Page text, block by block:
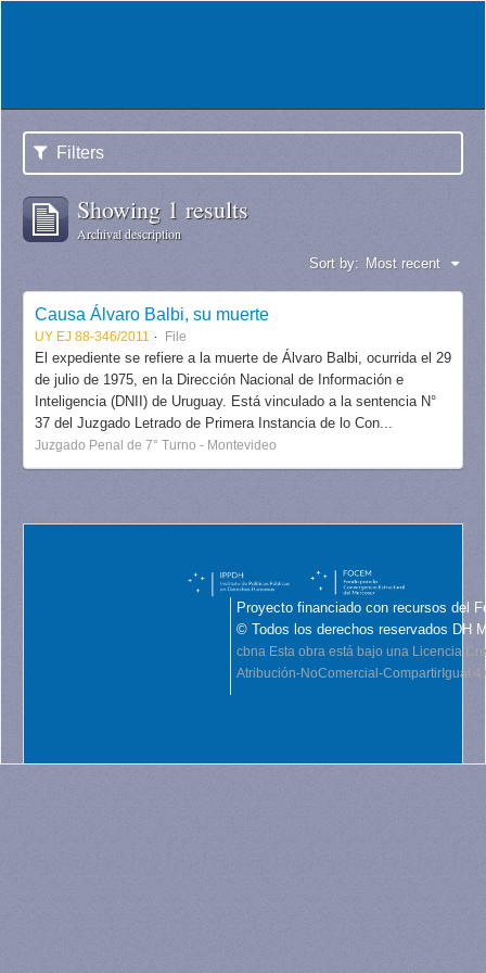
Filters
Showing 1 results
Archival description
Sort by: Most recent
Causa Álvaro Balbi, su muerte
UY EJ 88-346/2011 File
El expediente se refiere a la muerte de Álvaro Balbi, ocurrida el 29
de julio de 1975, en la Dirección Nacional de Información e
Inteligencia (DNII) de Uruguay. Está vinculado a la sentencia N°
37 del Juzgado Letrado de Primera Instancia de lo Con...
Juzgado Penal de 7° Turno - Montevideo
Proyecto financiado con recursos del
© Todos los derechos reservados DH
cbna Esta obra está bajo una Licencia
Atribución-NoComercial-CompartirIgual